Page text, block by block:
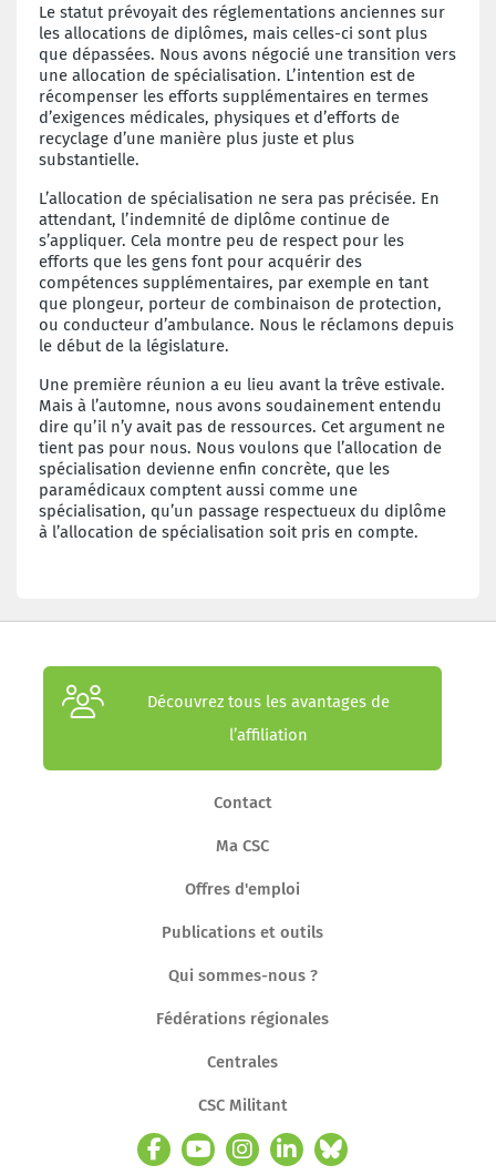
Le statut prévoyait des réglementations anciennes sur
les allocations de diplômes, mais celles-ci sont plus
que dépassées. Nous avons négocié une transition vers
une allocation de spécialisation. L’intention est de
récompenser les efforts supplémentaires en termes
d’exigences médicales, physiques et d’efforts de
recyclage d’une manière plus juste et plus
substantielle.
L’allocation de spécialisation ne sera pas précisée. En
attendant, l’indemnité de diplôme continue de
s’appliquer. Cela montre peu de respect pour les
efforts que les gens font pour acquérir des
compétences supplémentaires, par exemple en tant
que plongeur, porteur de combinaison de protection,
ou conducteur d’ambulance. Nous le réclamons depuis
le début de la législature.
Une première réunion a eu lieu avant la trêve estivale.
Mais à l’automne, nous avons soudainement entendu
dire qu’il n’y avait pas de ressources. Cet argument ne
tient pas pour nous. Nous voulons que l’allocation de
spécialisation devienne enfin concrète, que les
paramédicaux comptent aussi comme une
spécialisation, qu’un passage respectueux du diplôme
à l’allocation de spécialisation soit pris en compte.
Découvrez tous les avantages de
l’affiliation
Contact
Ma CSC
Offres d'emploi
Publications et outils
Qui sommes-nous ?
Fédérations régionales
Centrales
CSC Militant